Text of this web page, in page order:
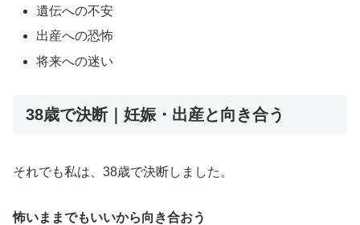
遺伝への不安
出産への恐怖
将来への迷い
38歳で決断｜妊娠・出産と向き合う
それでも私は、38歳で決断しました。
怖いままでもいいから向き合おう